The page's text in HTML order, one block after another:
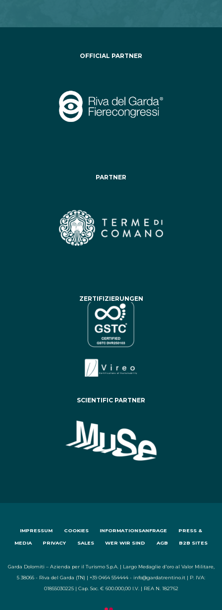
OFFICIAL PARTNER
PARTNER
ZERTIFIZIERUNGEN
SCIENTIFIC PARTNER
IMPRESSUM COOKIES INFORMATIONSANFRAGE PRESS &
MEDIA PRIVACY SALES WER WIR SIND AGB B2B SITES
Garda Dolomiti – Azienda per il Turismo S.p.A. | Largo Medaglie d'oro al Valor Militare,
5 38066 - Riva del Garda (TN) | +39 0464 554444 - info@gardatrentino.it | P. IVA:
01855030225 | Cap. Soc. € 600.000,00 I.V. | REA N. 182762